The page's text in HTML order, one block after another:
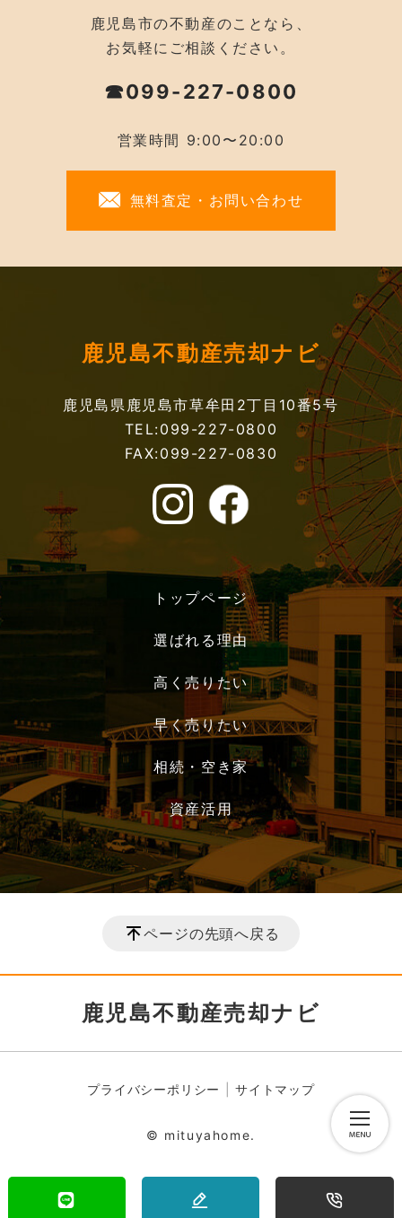
鹿児島市の不動産のことなら、
お気軽にご相談ください。
☎099-227-0800
営業時間 9:00〜20:00
無料査定・お問い合わせ
鹿児島不動産売却ナビ
鹿児島県鹿児島市草牟田2丁目10番5号
TEL:099-227-0800
FAX:099-227-0830
トップページ
選ばれる理由
高く売りたい
早く売りたい
相続・空き家
資産活用
ページの先頭へ戻る
鹿児島不動産売却ナビ
プライバシーポリシー サイトマップ
© mituyahome.